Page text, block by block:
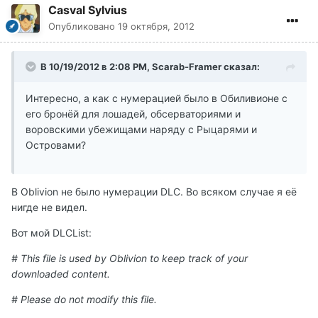
Casval Sylvius
Опубликовано 19 октября, 2012
В 10/19/2012 в 2:08 PM, Scarab-Framer сказал:
Интересно, а как с нумерацией было в Обиливионе с
его бронёй для лошадей, обсерваториями и
воровскими убежищами наряду с Рыцарями и
Островами?
В Oblivion не было нумерации DLC. Во всяком случае я её
нигде не видел.
Вот мой DLCList:
# This file is used by Oblivion to keep track of your
downloaded content.
# Please do not modify this file.